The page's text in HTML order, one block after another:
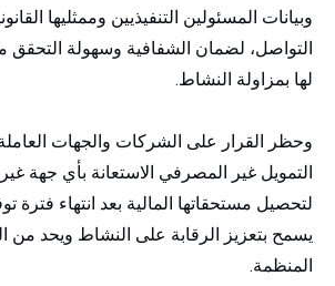
وبيانات المسئولين التنفيذيين وممثليها
التواصل، لضمان الشفافية وسهولة
لها بمزاولة النشاط.
وحظر القرار على الشركات والجهات
التمويل غير المصرفي الاستعانة بأي جهة
لتحصيل مستحقاتها المالية بعد انتهاء فترة
يسمح بتعزيز الرقابة على النشاط ويحد من
المنظمة.